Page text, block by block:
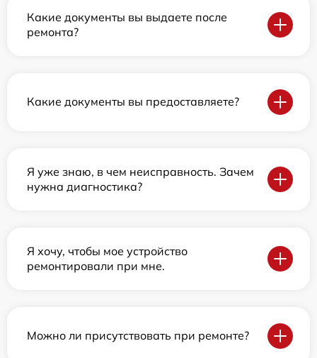
Какие документы вы выдаете после
ремонта?
Какие документы вы предоставляете?
Я уже знаю, в чем неисправность. Зачем
нужна диагностика?
Я хочу, чтобы мое устройство
ремонтировали при мне.
Можно ли присутствовать при ремонте?